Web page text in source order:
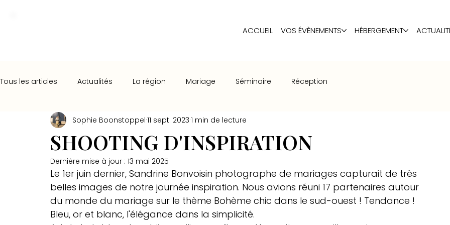
ACCUEIL VOS ÉVÈNEMENTS HÉBERGEMENT
Tous les articles Actualités La région Mariage Séminaire Réception
SHOOTING D'INSPIRATION
Sophie Boonstoppel 11 sept. 2023 1 min de lecture
Dernière mise à jour : 13 mai 2025
Le 1er juin dernier, Sandrine Bonvoisin photographe de mariages capturait de très
belles images de notre journée inspiration. Nous avions réuni 17 partenaires autour
du monde du mariage sur le thème Bohème chic dans le sud-ouest ! Tendance !
Bleu, or et blanc, l'élégance dans la simplicité.